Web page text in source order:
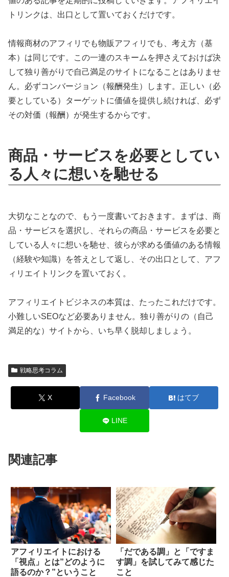
トリンクは、出口として置いておくだけです。
情報商材のアフィリでも物販アフィリでも、考え方（基
本）は同じです。この一連のスキームを押さえておけば決
して独り善がりで自己満足のサイトになることはありませ
ん。 必ずコンバージョン（報酬発生）します。正しい（必
要としている）ターゲットに価値を提供し続ければ、必ず
その対価（報酬）が発生するからです。
商品・サービスを必要としてい
る人々に想いを馳せる
大切なことなので、もう一度書いておきます。まずは、商
品・サービスを選択し、それらの商品・サービスを必要と
している人々に想いを馳せ、彼らが求める価値のある情報
（経験や知識）を答えとして返し、その出口として、アフ
ィリエイトリンクを置いておく。
アフィリエイトビジネスの本質は、たったこれだけです。
小難しいSEOなど必要ありません。 独り善がりの（自己
満足的な）サイトから、いち早く脱却しましょう。
戦略思考コラム
X Facebook はてブ
LINE
関連記事
アフィリエイトにおける
「視点」とは”どのように
語るのか？”ということ
「だである調」と「ですま
す調」を試してみて感じた
こと